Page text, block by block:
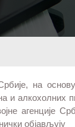
на
и алкохолних
агенције
објављују